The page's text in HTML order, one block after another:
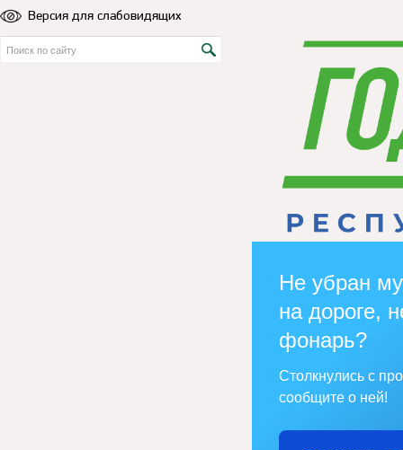
Версия для слабовидящих
Не убран
на дороге,
фонарь?
Столкнулись с
сообщите о ней!